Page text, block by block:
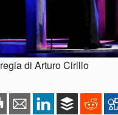
regia di Arturo Cirillo